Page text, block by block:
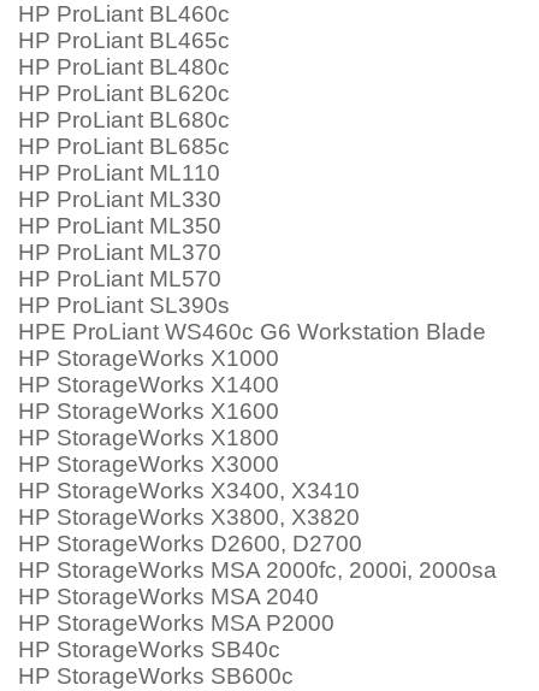
HP ProLiant BL460c
HP ProLiant BL465c
HP ProLiant BL480c
HP ProLiant BL620c
HP ProLiant BL680c
HP ProLiant BL685c
HP ProLiant ML110
HP ProLiant ML330
HP ProLiant ML350
HP ProLiant ML370
HP ProLiant ML570
HP ProLiant SL390s
HPE ProLiant WS460c G6 Workstation Blade
HP StorageWorks X1000
HP StorageWorks X1400
HP StorageWorks X1600
HP StorageWorks X1800
HP StorageWorks X3000
HP StorageWorks X3400, X3410
HP StorageWorks X3800, X3820
HP StorageWorks D2600, D2700
HP StorageWorks MSA 2000fc, 2000i, 2000sa
HP StorageWorks MSA 2040
HP StorageWorks MSA P2000
HP StorageWorks SB40c
HP StorageWorks SB600c